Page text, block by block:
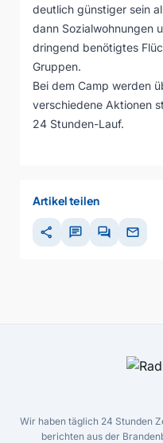
deutlich günstiger sein
dann Sozialwohnungen
dringend benötigtes
Gruppen.
Bei dem Camp werden
verschiedene Aktionen
24 Stunden-Lauf.
Artikel teilen
share chat forum mail
Wir haben täglich 24 Stunden
berichten aus der